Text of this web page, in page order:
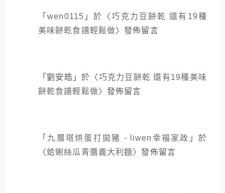
「wen0115 」於〈巧克力豆餅乾 還有19種
美味餅乾食譜輕鬆做〉發佈留言
「劉安皓 」於〈巧克力豆餅乾 還有19種美味
餅乾食譜輕鬆做〉發佈留言
「 九層塔烘蛋打拋豬 - liwen幸福家政 」於
〈蛤蜊絲瓜青醬義大利麵〉發佈留言